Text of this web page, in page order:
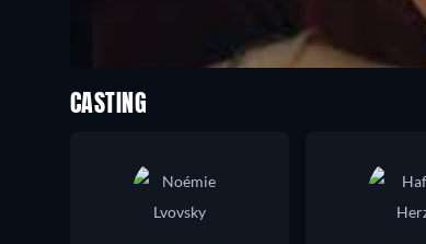
CASTING